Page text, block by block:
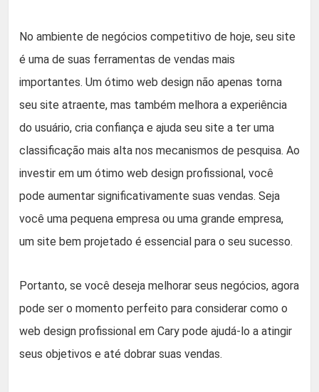
No ambiente de negócios competitivo de hoje, seu site
é uma de suas ferramentas de vendas mais
importantes. Um ótimo web design não apenas torna
seu site atraente, mas também melhora a experiência
do usuário, cria confiança e ajuda seu site a ter uma
classificação mais alta nos mecanismos de pesquisa. Ao
investir em um ótimo web design profissional, você
pode aumentar significativamente suas vendas. Seja
você uma pequena empresa ou uma grande empresa,
um site bem projetado é essencial para o seu sucesso.
Portanto, se você deseja melhorar seus negócios, agora
pode ser o momento perfeito para considerar como o
web design profissional em Cary pode ajudá-lo a atingir
seus objetivos e até dobrar suas vendas.